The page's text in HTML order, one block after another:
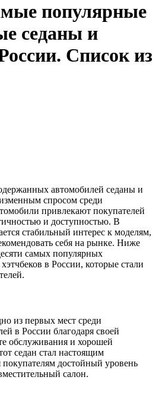
популярные
седаны и
Список из
автомобилей седаны и
спросом среди
привлекают покупателей
и доступностью. В
стабильный интерес к моделям,
себя на рынке. Ниже
самых популярных
в России, которые стали
из первых мест среди
в России благодаря своей
обслуживания и хорошей
седан стал настоящим
покупателям достойный уровень
салон.